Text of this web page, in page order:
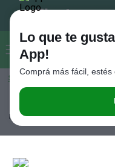
Buscar...
Seleccioná el método de
Lo que te
App!
Comprá más fácil, estés
Desayuno y
Pepas Sabor Membrillo 150
Términos más buscados
.
Cerveza